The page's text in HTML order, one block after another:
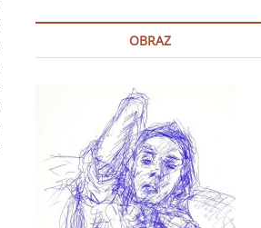
góry
głośność.
OBRAZ